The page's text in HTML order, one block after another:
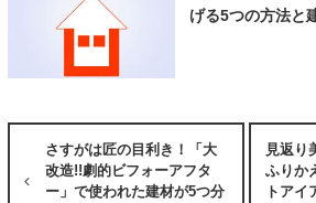
げる5つの方法と
さすがは匠の目利き！「大
改造!!劇的ビフォーアフタ
ー」で使われた建材が5つ分
見返り
ふりか
トアイ